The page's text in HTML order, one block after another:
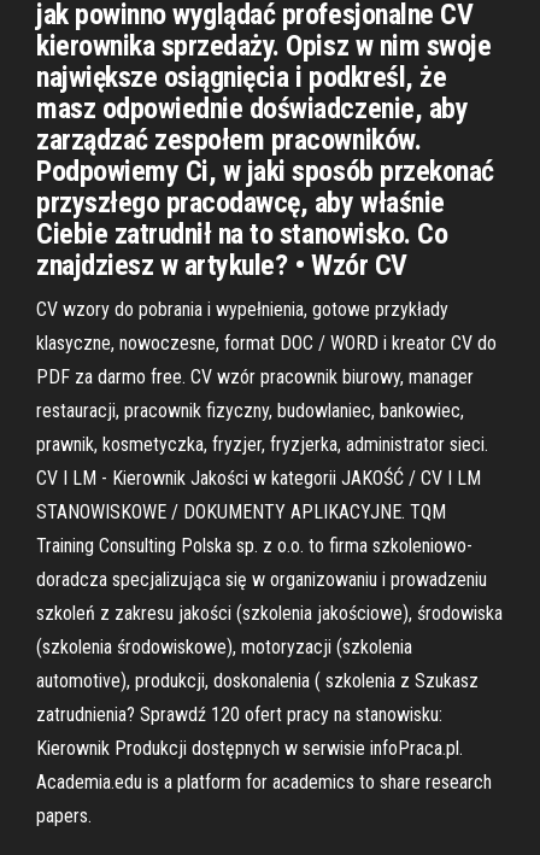
jak powinno wyglądać profesjonalne CV
kierownika sprzedaży. Opisz w nim swoje
największe osiągnięcia i podkreśl, że
masz odpowiednie doświadczenie, aby
zarządzać zespołem pracowników.
Podpowiemy Ci, w jaki sposób przekonać
przyszłego pracodawcę, aby właśnie
Ciebie zatrudnił na to stanowisko. Co
znajdziesz w artykule? • Wzór CV
CV wzory do pobrania i wypełnienia, gotowe przykłady
klasyczne, nowoczesne, format DOC / WORD i kreator CV do
PDF za darmo free. CV wzór pracownik biurowy, manager
restauracji, pracownik fizyczny, budowlaniec, bankowiec,
prawnik, kosmetyczka, fryzjer, fryzjerka, administrator sieci.
CV I LM - Kierownik Jakości w kategorii JAKOŚĆ / CV I LM
STANOWISKOWE / DOKUMENTY APLIKACYJNE. TQM
Training Consulting Polska sp. z o.o. to firma szkoleniowo-
doradcza specjalizująca się w organizowaniu i prowadzeniu
szkoleń z zakresu jakości (szkolenia jakościowe), środowiska
(szkolenia środowiskowe), motoryzacji (szkolenia
automotive), produkcji, doskonalenia ( szkolenia z Szukasz
zatrudnienia? Sprawdź 120 ofert pracy na stanowisku:
Kierownik Produkcji dostępnych w serwisie infoPraca.pl.
Academia.edu is a platform for academics to share research
papers.